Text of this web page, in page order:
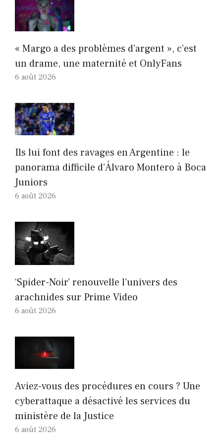
« Margo a des problèmes d’argent », c’est
un drame, une maternité et OnlyFans
6 août 2026
Ils lui font des ravages en Argentine : le
panorama difficile d’Álvaro Montero à Boca
Juniors
6 août 2026
‘Spider-Noir’ renouvelle l’univers des
arachnides sur Prime Video
6 août 2026
Aviez-vous des procédures en cours ? Une
cyberattaque a désactivé les services du
ministère de la Justice
6 août 2026